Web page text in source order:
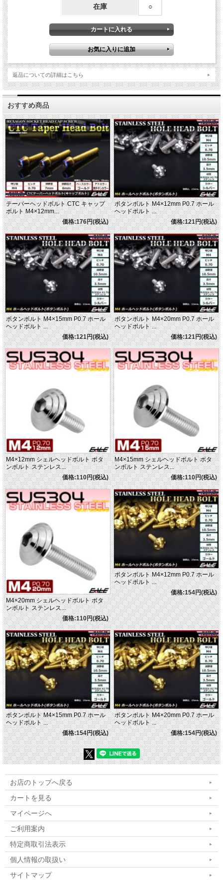
在庫 ○
返品についての詳細はこちら
おすすめ商品
テーパーヘッドボルト CTC キャップ
ボルト M4×12mm...
価格:176円(税込)
ボタンボルト M4×12mm P0.7 ホール
ヘッドボルト ...
価格:121円(税込)
ボタンボルト M4×15mm P0.7 ホール
ヘッドボルト ...
価格:121円(税込)
ボタンボルト M4×20mm P0.7 ホール
ヘッドボルト ...
価格:121円(税込)
M4×12mm シェルヘッドボルト ボタ
ンボルト ステンレス...
価格:110円(税込)
M4×15mm シェルヘッドボルト ボタ
ンボルト ステンレス...
価格:110円(税込)
M4×20mm シェルヘッドボルト ボタ
ンボルト ステンレス...
価格:110円(税込)
ボタンボルト M4×12mm P0.7 ホール
ヘッドボルト ...
価格:154円(税込)
ボタンボルト M4×15mm P0.7 ホール
ヘッドボルト ...
価格:154円(税込)
ボタンボルト M4×20mm P0.7 ホール
ヘッドボルト ...
価格:154円(税込)
お店のトップへ戻る
カートを見る
マイページへ
ご利用案内
特定商取引法表示
個人情報の取扱い
サイトマップ